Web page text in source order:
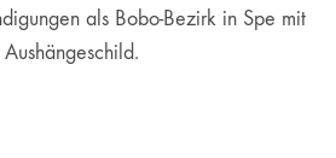
als Bobo-Bezirk in Spe mit